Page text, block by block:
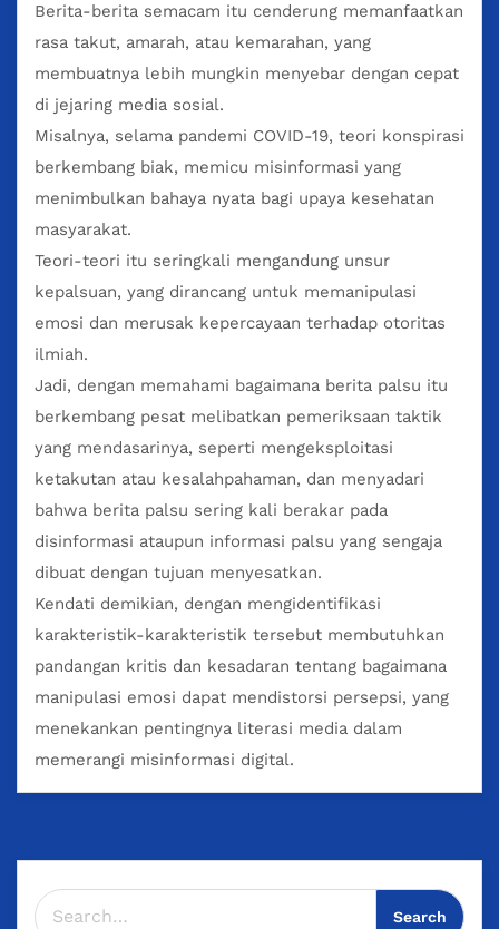
Berita-berita semacam itu cenderung memanfaatkan
rasa takut, amarah, atau kemarahan, yang
membuatnya lebih mungkin menyebar dengan cepat
di jejaring media sosial.
Misalnya, selama pandemi COVID-19, teori konspirasi
berkembang biak, memicu misinformasi yang
menimbulkan bahaya nyata bagi upaya kesehatan
masyarakat.
Teori-teori itu seringkali mengandung unsur
kepalsuan, yang dirancang untuk memanipulasi
emosi dan merusak kepercayaan terhadap otoritas
ilmiah.
Jadi, dengan memahami bagaimana berita palsu itu
berkembang pesat melibatkan pemeriksaan taktik
yang mendasarinya, seperti mengeksploitasi
ketakutan atau kesalahpahaman, dan menyadari
bahwa berita palsu sering kali berakar pada
disinformasi ataupun informasi palsu yang sengaja
dibuat dengan tujuan menyesatkan.
Kendati demikian, dengan mengidentifikasi
karakteristik-karakteristik tersebut membutuhkan
pandangan kritis dan kesadaran tentang bagaimana
manipulasi emosi dapat mendistorsi persepsi, yang
menekankan pentingnya literasi media dalam
memerangi misinformasi digital.
Search for: